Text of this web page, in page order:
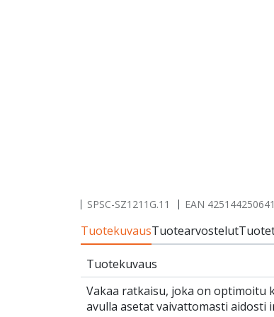
SPSC-SZ1211G.11 EAN
TuotekuvausTuotearvostelut
Tuotekuvaus
Vakaa ratkaisu, joka on optimoitu
avulla asetat vaivattomasti aidosti